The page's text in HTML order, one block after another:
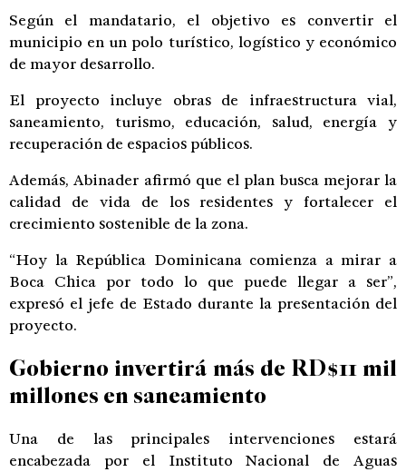
Según el mandatario, el objetivo es convertir el
municipio en un polo turístico, logístico y económico
de mayor desarrollo.
El proyecto incluye obras de infraestructura vial,
saneamiento, turismo, educación, salud, energía y
recuperación de espacios públicos.
Además, Abinader afirmó que el plan busca mejorar la
calidad de vida de los residentes y fortalecer el
crecimiento sostenible de la zona.
“Hoy la República Dominicana comienza a mirar a
Boca Chica por todo lo que puede llegar a ser”,
expresó el jefe de Estado durante la presentación del
proyecto.
Gobierno invertirá más de RD$11 mil
millones en saneamiento
Una de las principales intervenciones estará
encabezada por el Instituto Nacional de Aguas